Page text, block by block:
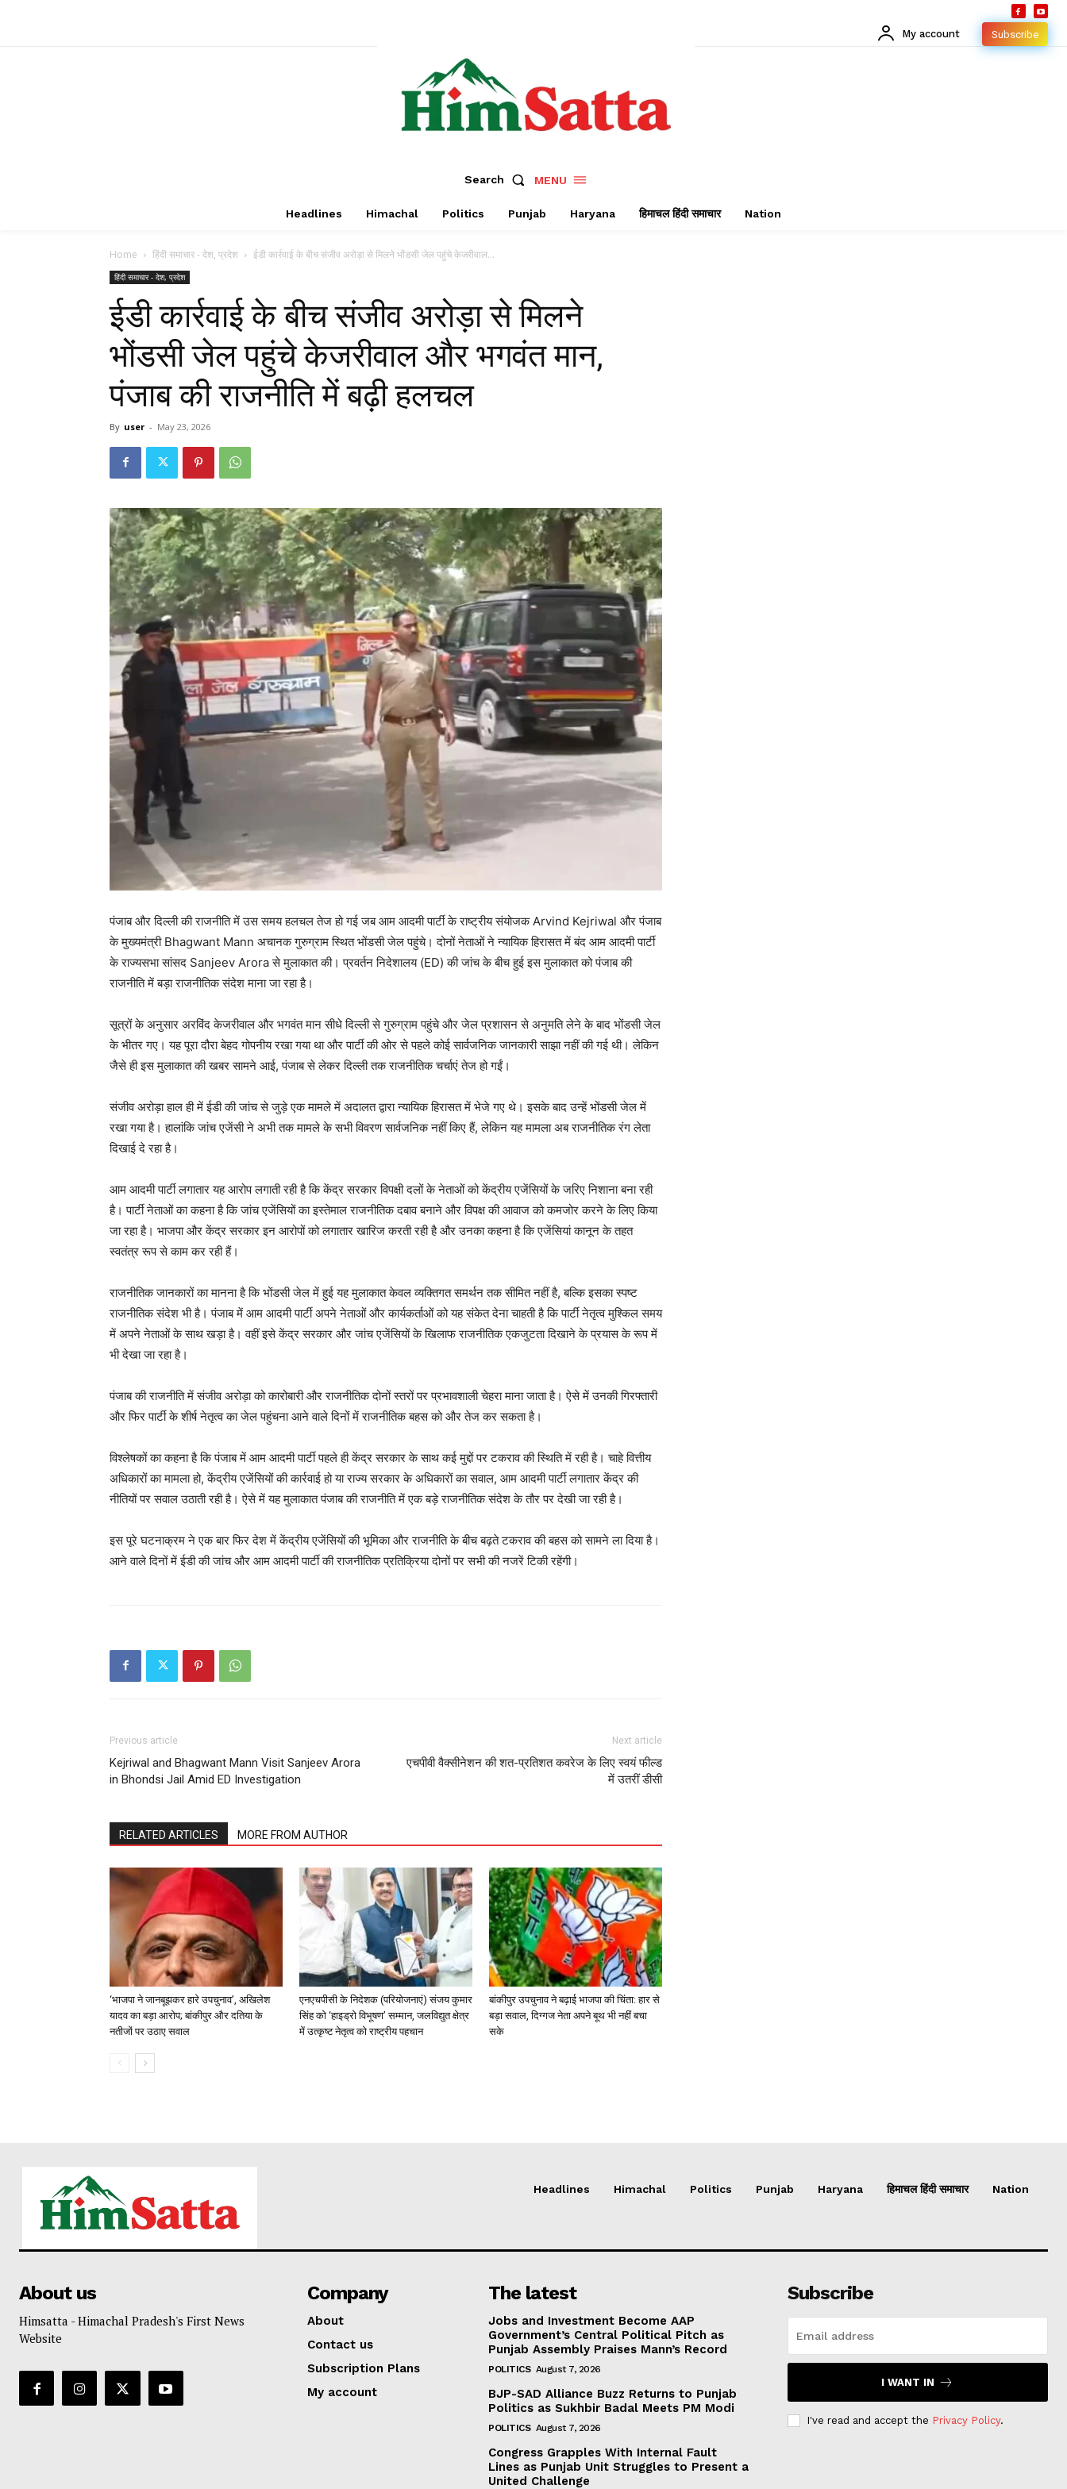
Magazine PRO
SUBSCRIBE NOW
Company
Contact us
Subscription Plans
My account Subscribe
Search MENU
Headlines Himachal Politics Punjab Haryana हिमाचल हिंदी समाचार Nation
Home हिंदी समाचार - देश, प्रदेश ईडी कार्रवाई के बीच संजीव अरोड़ा से मिलने भोंडसी जेल पहुंचे केजरीवाल...
हिंदी समाचार - देश, प्रदेश
ईडी कार्रवाई के बीच संजीव अरोड़ा से मिलने
भोंडसी जेल पहुंचे केजरीवाल और भगवंत मान,
पंजाब की राजनीति में बढ़ी हलचल
By user - May 23, 2026
पंजाब और दिल्ली की राजनीति में उस समय हलचल तेज हो गई जब आम आदमी पार्टी के राष्ट्रीय संयोजक Arvind Kejriwal और पंजाब
के मुख्यमंत्री Bhagwant Mann अचानक गुरुग्राम स्थित भोंडसी जेल पहुंचे। दोनों नेताओं ने न्यायिक हिरासत में बंद आम आदमी पार्टी
के राज्यसभा सांसद Sanjeev Arora से मुलाकात की। प्रवर्तन निदेशालय (ED) की जांच के बीच हुई इस मुलाकात को पंजाब की
राजनीति में बड़ा राजनीतिक संदेश माना जा रहा है।
सूत्रों के अनुसार अरविंद केजरीवाल और भगवंत मान सीधे दिल्ली से गुरुग्राम पहुंचे और जेल प्रशासन से अनुमति लेने के बाद भोंडसी जेल
के भीतर गए। यह पूरा दौरा बेहद गोपनीय रखा गया था और पार्टी की ओर से पहले कोई सार्वजनिक जानकारी साझा नहीं की गई थी। लेकिन
जैसे ही इस मुलाकात की खबर सामने आई, पंजाब से लेकर दिल्ली तक राजनीतिक चर्चाएं तेज हो गईं।
संजीव अरोड़ा हाल ही में ईडी की जांच से जुड़े एक मामले में अदालत द्वारा न्यायिक हिरासत में भेजे गए थे। इसके बाद उन्हें भोंडसी जेल में
रखा गया है। हालांकि जांच एजेंसी ने अभी तक मामले के सभी विवरण सार्वजनिक नहीं किए हैं, लेकिन यह मामला अब राजनीतिक रंग लेता
दिखाई दे रहा है।
आम आदमी पार्टी लगातार यह आरोप लगाती रही है कि केंद्र सरकार विपक्षी दलों के नेताओं को केंद्रीय एजेंसियों के जरिए निशाना बना रही
है। पार्टी नेताओं का कहना है कि जांच एजेंसियों का इस्तेमाल राजनीतिक दबाव बनाने और विपक्ष की आवाज को कमजोर करने के लिए किया
जा रहा है। भाजपा और केंद्र सरकार इन आरोपों को लगातार खारिज करती रही है और उनका कहना है कि एजेंसियां कानून के तहत
स्वतंत्र रूप से काम कर रही हैं।
राजनीतिक जानकारों का मानना है कि भोंडसी जेल में हुई यह मुलाकात केवल व्यक्तिगत समर्थन तक सीमित नहीं है, बल्कि इसका स्पष्ट
राजनीतिक संदेश भी है। पंजाब में आम आदमी पार्टी अपने नेताओं और कार्यकर्ताओं को यह संकेत देना चाहती है कि पार्टी नेतृत्व मुश्किल समय
में अपने नेताओं के साथ खड़ा है। वहीं इसे केंद्र सरकार और जांच एजेंसियों के खिलाफ राजनीतिक एकजुटता दिखाने के प्रयास के रूप में
भी देखा जा रहा है।
पंजाब की राजनीति में संजीव अरोड़ा को कारोबारी और राजनीतिक दोनों स्तरों पर प्रभावशाली चेहरा माना जाता है। ऐसे में उनकी गिरफ्तारी
और फिर पार्टी के शीर्ष नेतृत्व का जेल पहुंचना आने वाले दिनों में राजनीतिक बहस को और तेज कर सकता है।
विश्लेषकों का कहना है कि पंजाब में आम आदमी पार्टी पहले ही केंद्र सरकार के साथ कई मुद्दों पर टकराव की स्थिति में रही है। चाहे वित्तीय
अधिकारों का मामला हो, केंद्रीय एजेंसियों की कार्रवाई हो या राज्य सरकार के अधिकारों का सवाल, आम आदमी पार्टी लगातार केंद्र की
नीतियों पर सवाल उठाती रही है। ऐसे में यह मुलाकात पंजाब की राजनीति में एक बड़े राजनीतिक संदेश के तौर पर देखी जा रही है।
इस पूरे घटनाक्रम ने एक बार फिर देश में केंद्रीय एजेंसियों की भूमिका और राजनीति के बीच बढ़ते टकराव की बहस को सामने ला दिया है।
आने वाले दिनों में ईडी की जांच और आम आदमी पार्टी की राजनीतिक प्रतिक्रिया दोनों पर सभी की नजरें टिकी रहेंगी।
Previous article
Kejriwal and Bhagwant Mann Visit Sanjeev Arora
in Bhondsi Jail Amid ED Investigation
Next article
एचपीवी वैक्सीनेशन की शत-प्रतिशत कवरेज के लिए स्वयं फील्ड
में उतरीं डीसी
RELATED ARTICLES MORE FROM AUTHOR
‘भाजपा ने जानबूझकर हारे उपचुनाव’, अखिलेश
यादव का बड़ा आरोप; बांकीपुर और दतिया के
नतीजों पर उठाए सवाल
एनएचपीसी के निदेशक (परियोजनाएं) संजय कुमार
सिंह को ‘हाइड्रो विभूषण’ सम्मान, जलविद्युत क्षेत्र
में उत्कृष्ट नेतृत्व को राष्ट्रीय पहचान
बांकीपुर उपचुनाव ने बढ़ाई भाजपा की चिंता: हार से
बड़ा सवाल, दिग्गज नेता अपने बूथ भी नहीं बचा
सके
Headlines Himachal Politics Punjab Haryana हिमाचल हिंदी समाचार Nation
About us
Himsatta - Himachal Pradesh's First News
Website
Company
About
Contact us
Subscription Plans
My account
The latest
Jobs and Investment Become AAP
Government’s Central Political Pitch as
Punjab Assembly Praises Mann’s Record
POLITICS August 7, 2026
BJP-SAD Alliance Buzz Returns to Punjab
Politics as Sukhbir Badal Meets PM Modi
POLITICS August 7, 2026
Congress Grapples With Internal Fault
Lines as Punjab Unit Struggles to Present a
United Challenge
Subscribe
I WANT IN
I've read and accept the Privacy Policy.